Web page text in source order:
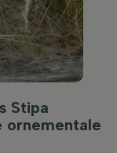
Stipa
ornementale